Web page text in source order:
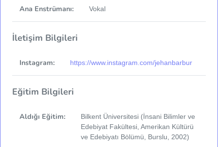
Ana Enstrümanı: Vokal
İletişim Bilgileri
Instagram: https://www.instagram.com/jehanbarbur
Eğitim Bilgileri
Aldığı Eğitim:
Bilkent Üniversitesi (İnsani Bilimler ve
Edebiyat Fakültesi, Amerikan Kültürü
ve Edebiyatı Bölümü, Burslu, 2002)